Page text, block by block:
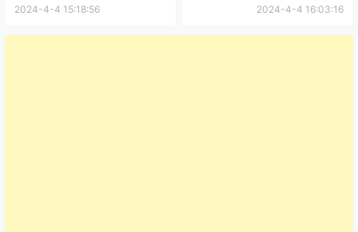
Scheimer, Andy Mangels,
2024-4-4 15:18:56
(mobi+pdf+epub)
2024-4-4 16:03:16